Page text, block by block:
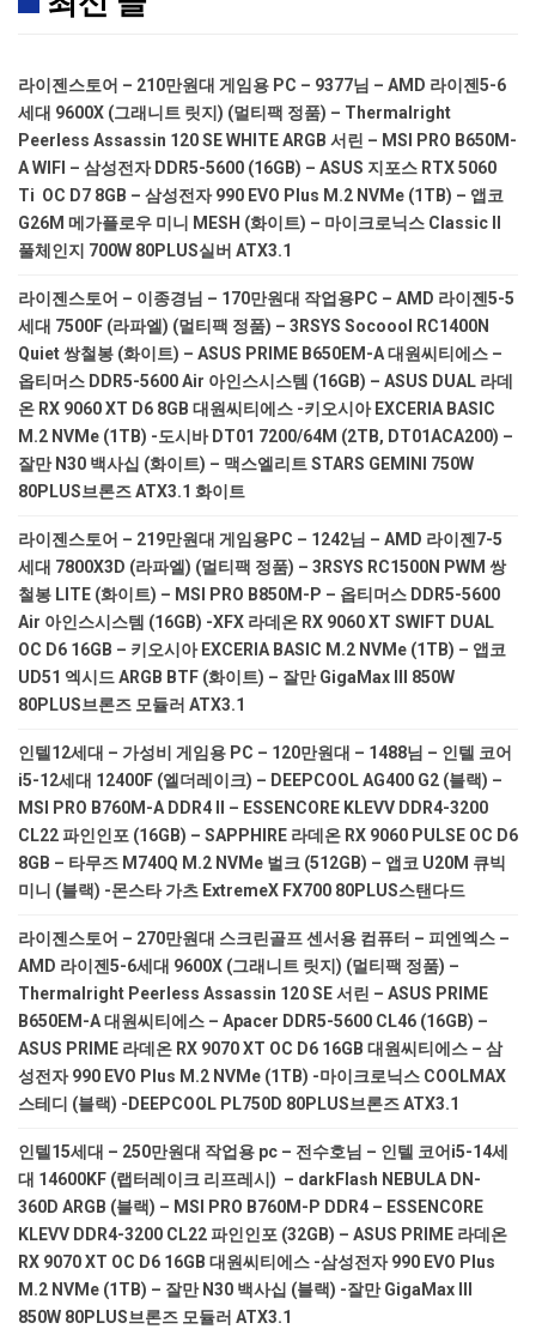
라이젠스토어 – 210만원대 게임용 PC – 9377님 – AMD 라이젠5-6
세대 9600X (그래니트 릿지) (멀티팩 정품) – Thermalright
Peerless Assassin 120 SE WHITE ARGB 서린 – MSI PRO B650M-
A WIFI – 삼성전자 DDR5-5600 (16GB) – ASUS 지포스 RTX 5060
Ti OC D7 8GB – 삼성전자 990 EVO Plus M.2 NVMe (1TB) – 앱코
G26M 메가플로우 미니 MESH (화이트) – 마이크로닉스 Classic II
풀체인지 700W 80PLUS실버 ATX3.1
라이젠스토어 – 이종경님 – 170만원대 작업용PC – AMD 라이젠5-5
세대 7500F (라파엘) (멀티팩 정품) – 3RSYS Socoool RC1400N
Quiet 쌍철봉 (화이트) – ASUS PRIME B650EM-A 대원씨티에스 –
옵티머스 DDR5-5600 Air 아인스시스템 (16GB) – ASUS DUAL 라데
온 RX 9060 XT D6 8GB 대원씨티에스 -키오시아 EXCERIA BASIC
M.2 NVMe (1TB) -도시바 DT01 7200/64M (2TB, DT01ACA200) –
잘만 N30 백사십 (화이트) – 맥스엘리트 STARS GEMINI 750W
80PLUS브론즈 ATX3.1 화이트
라이젠스토어 – 219만원대 게임용PC – 1242님 – AMD 라이젠7-5
세대 7800X3D (라파엘) (멀티팩 정품) – 3RSYS RC1500N PWM 쌍
철봉 LITE (화이트) – MSI PRO B850M-P – 옵티머스 DDR5-5600
Air 아인스시스템 (16GB) -XFX 라데온 RX 9060 XT SWIFT DUAL
OC D6 16GB – 키오시아 EXCERIA BASIC M.2 NVMe (1TB) – 앱코
UD51 엑시드 ARGB BTF (화이트) – 잘만 GigaMax III 850W
80PLUS브론즈 모듈러 ATX3.1
인텔12세대 – 가성비 게임용 PC – 120만원대 – 1488님 – 인텔 코어
i5-12세대 12400F (엘더레이크) – DEEPCOOL AG400 G2 (블랙) –
MSI PRO B760M-A DDR4 II – ESSENCORE KLEVV DDR4-3200
CL22 파인인포 (16GB) – SAPPHIRE 라데온 RX 9060 PULSE OC D6
8GB – 타무즈 M740Q M.2 NVMe 벌크 (512GB) – 앱코 U20M 큐빅
미니 (블랙) -몬스타 가츠 ExtremeX FX700 80PLUS스탠다드
라이젠스토어 – 270만원대 스크린골프 센서용 컴퓨터 – 피엔엑스 –
AMD 라이젠5-6세대 9600X (그래니트 릿지) (멀티팩 정품) –
Thermalright Peerless Assassin 120 SE 서린 – ASUS PRIME
B650EM-A 대원씨티에스 – Apacer DDR5-5600 CL46 (16GB) –
ASUS PRIME 라데온 RX 9070 XT OC D6 16GB 대원씨티에스 – 삼
성전자 990 EVO Plus M.2 NVMe (1TB) -마이크로닉스 COOLMAX
스테디 (블랙) -DEEPCOOL PL750D 80PLUS브론즈 ATX3.1
인텔15세대 – 250만원대 작업용 pc – 전수호님 – 인텔 코어i5-14세
대 14600KF (랩터레이크 리프레시) – darkFlash NEBULA DN-
360D ARGB (블랙) – MSI PRO B760M-P DDR4 – ESSENCORE
KLEVV DDR4-3200 CL22 파인인포 (32GB) – ASUS PRIME 라데온
RX 9070 XT OC D6 16GB 대원씨티에스 -삼성전자 990 EVO Plus
M.2 NVMe (1TB) – 잘만 N30 백사십 (블랙) -잘만 GigaMax III
850W 80PLUS브론즈 모듈러 ATX3.1